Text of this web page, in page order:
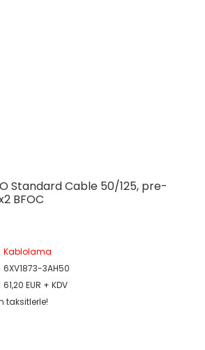
Standard Cable 50/125, pre-
BFOC
Kablolama
6XV1873-3AH50
61,20 EUR + KDV
taksitlerle!